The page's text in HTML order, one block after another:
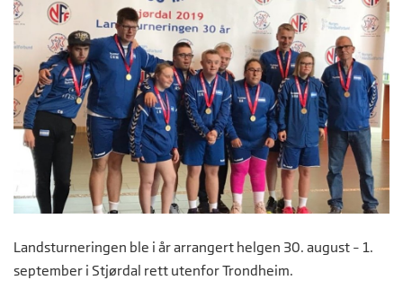
Landsturneringen ble i år arrangert helgen 30. august – 1.
september i Stjørdal rett utenfor Trondheim.